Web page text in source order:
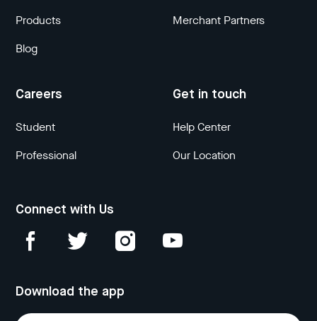
Products
Blog
Merchant Partners
Careers
Student
Professional
Get in touch
Help Center
Our Location
Connect with Us
Download the app